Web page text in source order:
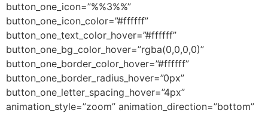
button_one_icon=”%%3%%”
button_one_icon_color=”#ffffff”
button_one_text_color_hover=”#ffffff”
button_one_bg_color_hover=”rgba(0,0,0,0)”
button_one_border_color_hover=”#ffffff”
button_one_border_radius_hover=”0px”
button_one_letter_spacing_hover=”4px”
animation_style=”zoom” animation_direction=”bottom”